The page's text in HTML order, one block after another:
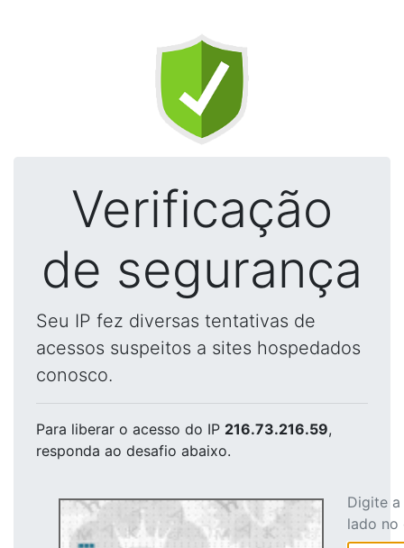
Verificação
de segurança
Seu IP fez diversas tentativas de
acessos suspeitos a sites hospedados
conosco.
Para liberar o acesso do IP 216.73.216.59,
responda ao desafio abaixo.
Digite
lado no